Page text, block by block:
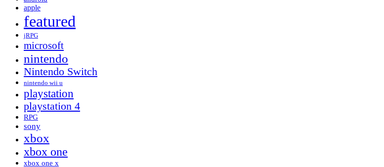
apple
featured
jRPG
microsoft
nintendo
Nintendo Switch
nintendo wii u
playstation
playstation 4
RPG
sony
xbox
xbox one
xbox one x